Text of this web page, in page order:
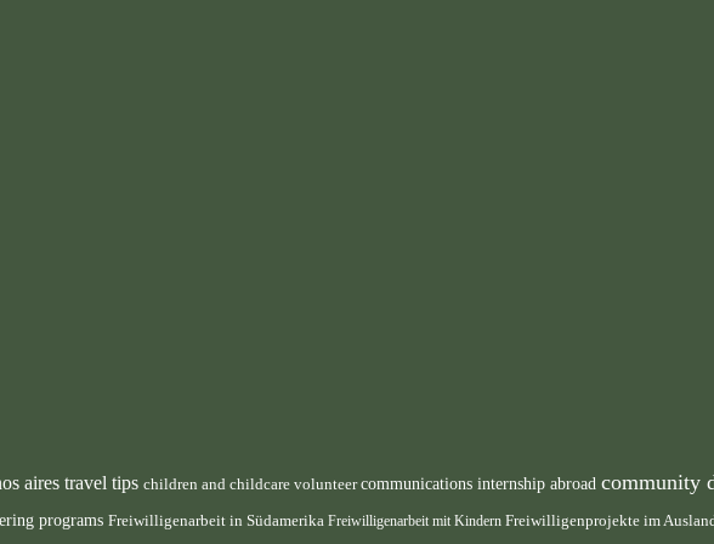
aires travel tips children and childcare volunteercommunications internship abroad community
programs Freiwilligenarbeit in Südamerika Freiwilligenarbeit mit Kindern Freiwilligenprojekte im